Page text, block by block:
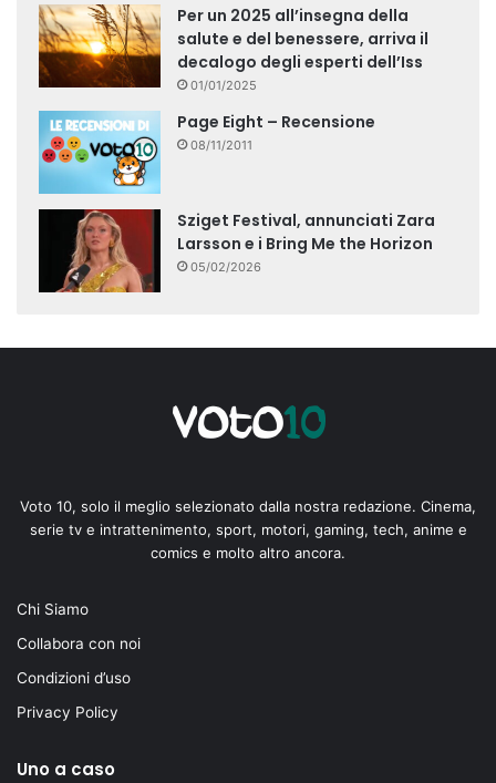
Per un 2025 all’insegna della
salute e del benessere, arriva il
decalogo degli esperti dell’Iss
01/01/2025
Page Eight – Recensione
08/11/2011
Sziget Festival, annunciati Zara
Larsson e i Bring Me the Horizon
05/02/2026
Voto 10, solo il meglio selezionato dalla nostra redazione. Cinema,
serie tv e intrattenimento, sport, motori, gaming, tech, anime e
comics e molto altro ancora.
Chi Siamo
Collabora con noi
Condizioni d’uso
Privacy Policy
Uno a caso